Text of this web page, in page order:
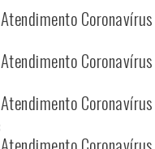
Coronavírus
Coronavírus
Coronavírus